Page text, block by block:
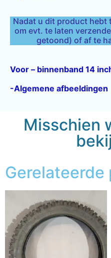
Nadat u dit product hebt
om evt. te laten
getoond) of af te
Voor – binnenband 14
-Algemene afbeeldingen
Misschien
Gerelateerde